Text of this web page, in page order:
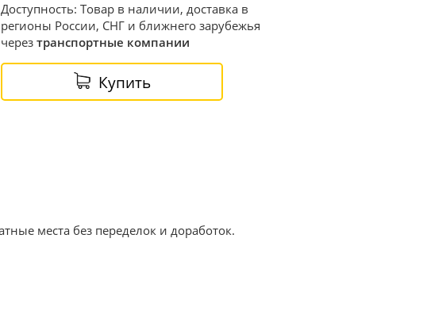
Доступность: Товар в наличии, доставка в
регионы России, СНГ и ближнего зарубежья
через транспортные компании
Купить
места без переделок и доработок.